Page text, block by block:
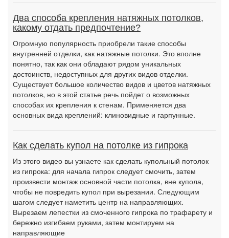
Два способа крепления натяжных потолков,
какому отдать предпочтение?
Огромную популярность приобрели такие способы
внутренней отделки, как натяжные потолки. Это вполне
понятно, так как они обладают рядом уникальных
достоинств, недоступных для других видов отделки.
Существует большое количество видов и цветов натяжных
потолков, но в этой статье речь пойдет о возможных
способах их крепления к стенам. Применяется два
основных вида креплений: клиновидные и гарпунные.
Как сделать купол на потолке из гипрока
Из этого видео вы узнаете как сделать купольный потолок
из гипрока: для начала гипрок следует смочить, затем
произвести монтаж основной части потолка, вне купола,
чтобы не повредить купол при вырезании. Следующим
шагом следует наметить центр на направляющих.
Вырезаем лепестки из смоченного гипрока по трафарету и
бережно изгибаем руками, затем монтируем на
направляющие